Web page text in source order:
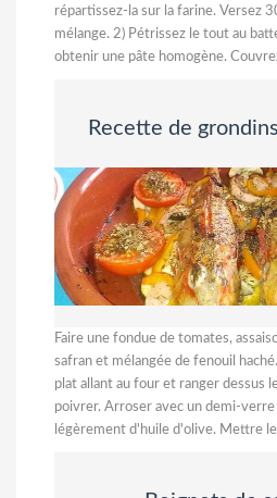
répartissez-la sur la farine. Versez
mélange. 2) Pétrissez le tout au
obtenir une pâte homogène.
Recette de
Faire une fondue de tomates,
safran et mélangée de fenouil
plat allant au four et ranger dessus
poivrer. Arroser avec un demi-
légèrement d'huile d'olive. Mettre